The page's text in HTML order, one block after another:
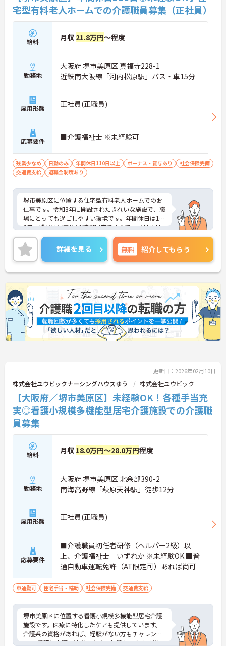
宅型有料老人ホームでの介護職員募集（正社員）
給料 月収 21.8万円～程度
勤務地
大阪府 堺市美原区 真福寺228-1
近鉄南大阪線「河内松原駅」バス・車15分
雇用形態 正社員(正職員)
応募要件 ■介護福祉士 ※未経験可
残業少なめ 日勤のみ 年間休日110日以上 ボーナス・賞与あり
社会保険完備
交通費支給
退職金制度あり
堺市美原区に位置する住宅型有料老人ホームでのお
仕事です。令和3年に開設されたきれいな施設で、職
場にとっても過ごしやすい環境です。年間休日は11
6日、残業は月平均10時間程度ですので、メリハリ
のある勤務が可能です。ご興味のある方には、面接
対策ポイントなど、さらに詳細をお話しいたします
のでお気軽にご相談ください！
詳細を見る 無料 紹介してもらう
更新日：2026年02月10日
株式会社ユウビックナーシングハウスゆう 株式会社ユウビック
【大阪府／堺市美原区】未経験OK！各種手当充
実◎看護小規模多機能型居宅介護施設での介護職
員募集
給料 月収 18.0万円～28.0万円程度
勤務地
大阪府 堺市美原区 北余部390-2
南海高野線「萩原天神駅」徒歩12分
雇用形態 正社員(正職員)
応募要件
■介護職員初任者研修（ヘルパー2級）以
上、介護福祉士 いずれか ※未経験OK ■普
通自動車運転免許（AT限定可）あれば尚可
車通勤可 住宅手当・補助 社会保険完備 交通費支給
堺市美原区に位置する看護小規模多機能型居宅介護
施設です。医療に特化したケアも提供しています。
介護系の資格があれば、経験がない方もチャレンジ
OK！看護と介護の連携もよく、相談もしやすく学べ